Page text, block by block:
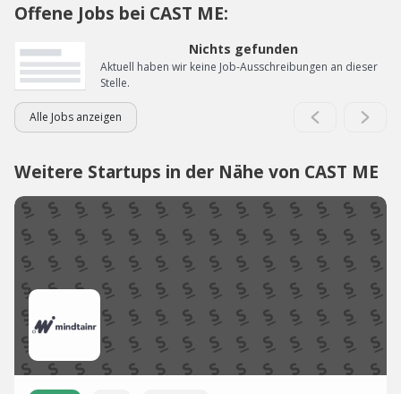
Offene Jobs bei CAST ME:
Nichts gefunden
Aktuell haben wir keine Job-Ausschreibungen an dieser
Stelle.
Alle Jobs anzeigen
Weitere Startups in der Nähe von CAST ME